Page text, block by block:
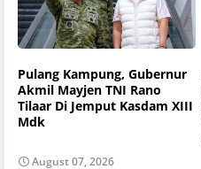
Pulang Kampung, Gubernur
Akmil Mayjen TNI Rano
Tilaar Di Jemput Kasdam XIII
Mdk
August 07, 2026